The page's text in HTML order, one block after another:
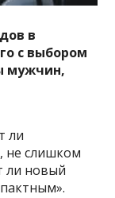
в
с выбором
мужчин,
ли
не слишком
ли новый